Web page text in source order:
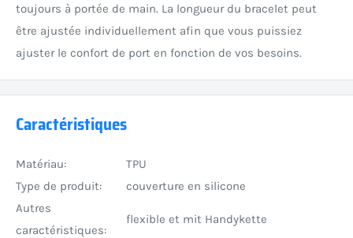
toujours à portée de main. La longueur du bracelet peut
être ajustée individuellement afin que vous puissiez
ajuster le confort de port en fonction de vos besoins.
Caractéristiques
Matériau:
TPU
Type de produit:
couverture en silicone
Autres
caractéristiques:
flexible et mit Handykette